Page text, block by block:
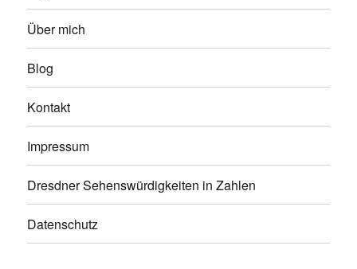
Über mich
Blog
Kontakt
Impressum
Dresdner Sehenswürdigkeiten in Zahlen
Datenschutz